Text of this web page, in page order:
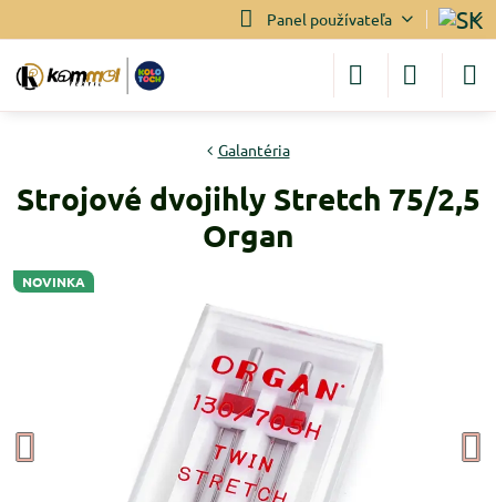
Panel používateľa
NOVINKA
Galantéria
Strojové dvojihly Stretch 75/2,5
Organ